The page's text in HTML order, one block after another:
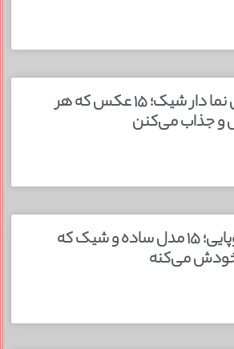
گردنبند رشته ای نما دار شیک؛ ۱۵ عکس که هر
و جذاب می‌کنن
لباس عروس اروپایی؛ ۱۵ مدل ساده و شیک که
می‌کنه